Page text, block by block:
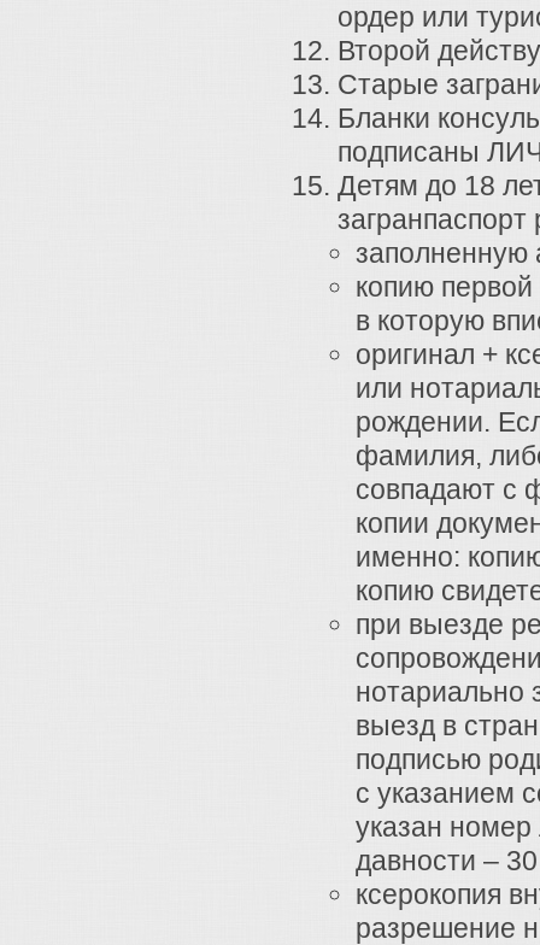
ордер или
Второй
Старые
Бланки
подписаны
Детям до 18
заполненную
копию первой
в которую
оригинал +
или
рождении.
фамилия,
совпадают с
копии
именно:
копию
при выезде
нотариально
выезд в
подписью
с указанием
указан
давности –
ксерокопия
разрешение